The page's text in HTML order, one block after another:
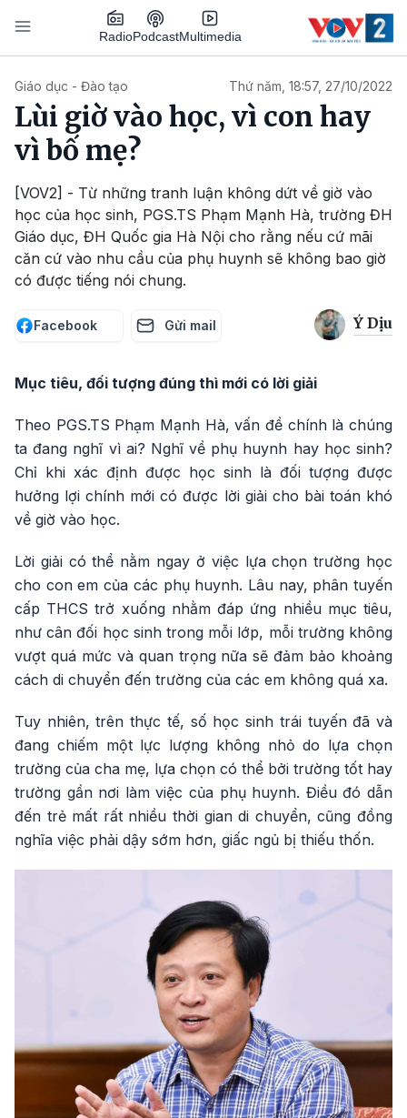
Nhảy đến nội dung
RadioPodcastMultimedia
Giáo dục - Đào tạo Thứ năm, 18:57, 27/10/2022
Lùi giờ vào học, vì con hay
vì bố mẹ?
[VOV2] - Từ những tranh luận không dứt về giờ vào
học của học sinh, PGS.TS Phạm Mạnh Hà, trường ĐH
Giáo dục, ĐH Quốc gia Hà Nội cho rằng nếu cứ mãi
căn cứ vào nhu cầu của phụ huynh sẽ không bao giờ
có được tiếng nói chung.
Facebook Gửi mail Ý Dịu
Mục tiêu, đối tượng đúng thì mới có lời giải
Theo PGS.TS Phạm Mạnh Hà, vấn đề chính là chúng
ta đang nghĩ vì ai? Nghĩ về phụ huynh hay học sinh?
Chỉ khi xác định được học sinh là đối tượng được
hưởng lợi chính mới có được lời giải cho bài toán khó
về giờ vào học.
Lời giải có thể nằm ngay ở việc lựa chọn trường học
cho con em của các phụ huynh. Lâu nay, phân tuyến
cấp THCS trở xuống nhằm đáp ứng nhiều mục tiêu,
như cân đối học sinh trong mỗi lớp, mỗi trường không
vượt quá mức và quan trọng nữa sẽ đảm bảo khoảng
cách di chuyển đến trường của các em không quá xa.
Tuy nhiên, trên thực tế, số học sinh trái tuyến đã và
đang chiếm một lực lượng không nhỏ do lựa chọn
trường của cha mẹ, lựa chọn có thể bởi trường tốt hay
trường gần nơi làm việc của phụ huynh. Điều đó dẫn
đến trẻ mất rất nhiều thời gian di chuyển, cũng đồng
nghĩa việc phải dậy sớm hơn, giấc ngủ bị thiếu thốn.